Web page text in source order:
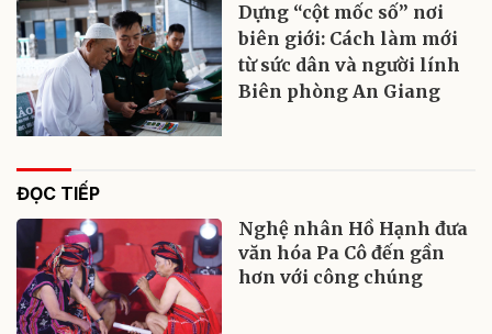
Dựng “cột mốc số” nơi
biên giới: Cách làm mới
từ sức dân và người lính
Biên phòng An Giang
ĐỌC TIẾP
Nghệ nhân Hồ Hạnh đưa
văn hóa Pa Cô đến gần
hơn với công chúng